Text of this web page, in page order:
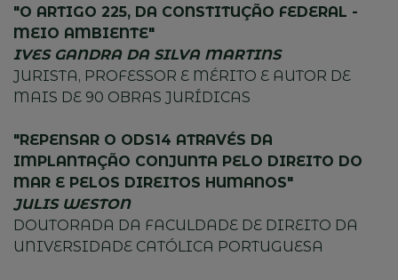
"O ARTIGO 225, DA CONSTITUÇÃO FEDERAL -
MEIO AMBIENTE"
IVES GANDRA DA SILVA MARTINS
JURISTA, PROFESSOR E MÉRITO E AUTOR DE
MAIS DE 90 OBRAS JURÍDICAS
"REPENSAR O ODS14 ATRAVÉS DA
IMPLANTAÇÃO CONJUNTA PELO DIREITO DO
MAR E PELOS DIREITOS HUMANOS"
JULIS WESTON
DOUTORADA DA FACULDADE DE DIREITO DA
UNIVERSIDADE CATÓLICA PORTUGUESA